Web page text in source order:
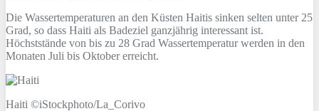
Die Wassertemperaturen an den Küsten Haitis sinken selten unter 25
Grad, so dass Haiti als Badeziel ganzjährig interessant ist.
Höchststände von bis zu 28 Grad Wassertemperatur werden in den
Monaten Juli bis Oktober erreicht.
Haiti ©iStockphoto/La_Corivo